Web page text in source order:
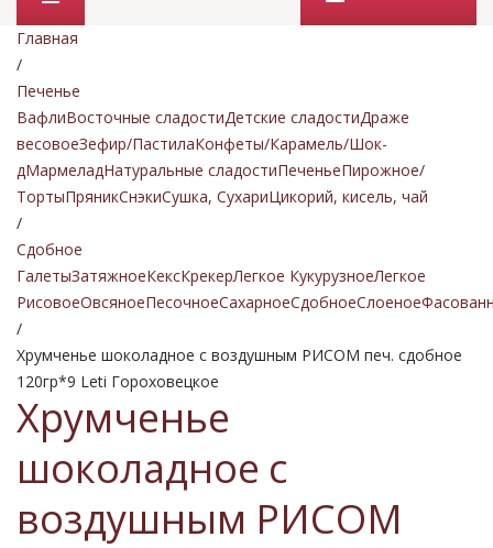
Промо товары
Главная
/
Печенье
ВафлиВосточные сладостиДетские сладостиДраже
весовоеЗефир/ПастилаКонфеты/Карамель/Шок-
дМармеладНатуральные сладостиПеченьеПирожное/
ТортыПряникСнэкиСушка, СухариЦикорий, кисель, чай
/
Сдобное
ГалетыЗатяжноеКексКрекерЛегкое КукурузноеЛегкое
РисовоеОвсяноеПесочноеСахарноеСдобноеСлоеное
/
Хрумченье шоколадное с воздушным РИСОМ печ. сдобное
120гр*9 Leti Гороховецкое
Хрумченье
шоколадное с
воздушным РИСОМ